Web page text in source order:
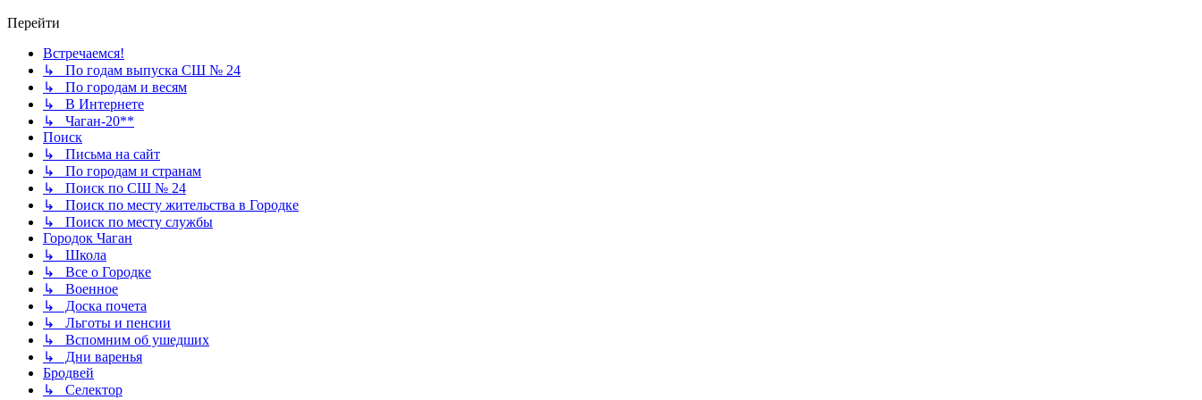
Перейти
Встречаемся!
↳ По годам выпуска СШ № 24
↳ По городам и весям
↳ В Интернете
↳ Чаган-20**
Поиск
↳ Письма на сайт
↳ По городам и странам
↳ Поиск по СШ № 24
↳ Поиск по месту жительства в Городке
↳ Поиск по месту службы
Городок Чаган
↳ Школа
↳ Все о Городке
↳ Военное
↳ Доска почета
↳ Льготы и пенсии
↳ Вспомним об ушедших
↳ Дни варенья
Бродвей
↳ Селектор